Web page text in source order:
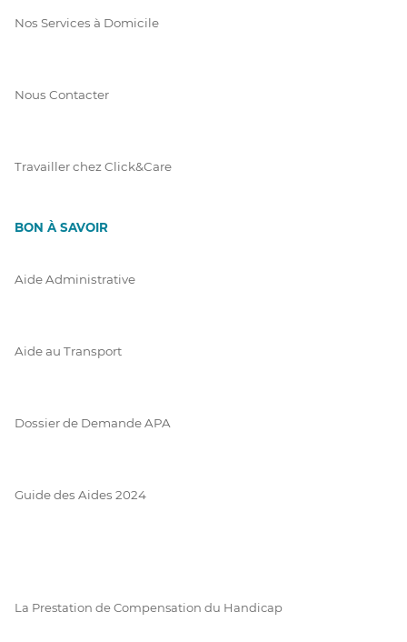
Nos Services à Domicile
Nous Contacter
Travailler chez Click&Care
BON À SAVOIR
Aide Administrative
Aide au Transport
Dossier de Demande APA
Guide des Aides 2024
La Prestation de Compensation du Handicap